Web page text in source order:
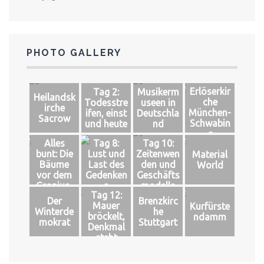
PHOTO GALLERY
Heilandsk
irche
Sacrow
Tag 2:
Todesstre
ifen, einst
und heute
Musikerm
useen in
Deutschla
nd
Erlöserkir
che
München-
Schwabin
g
Alles
bunt: Die
Bäume
vor dem
Gropius-
Bau
Tag 8:
Lust und
Last des
Gedenken
s
Tag 10:
Zeitenwen
den und
Geschäfts
modelle
Material
World
Der
Winterde
mokrat
Tag 12:
Mauer
bröckelt,
Denkmal
steht
Brenzkirc
he
Stuttgart
Kurfürste
ndamm